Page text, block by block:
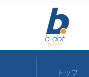
トップ